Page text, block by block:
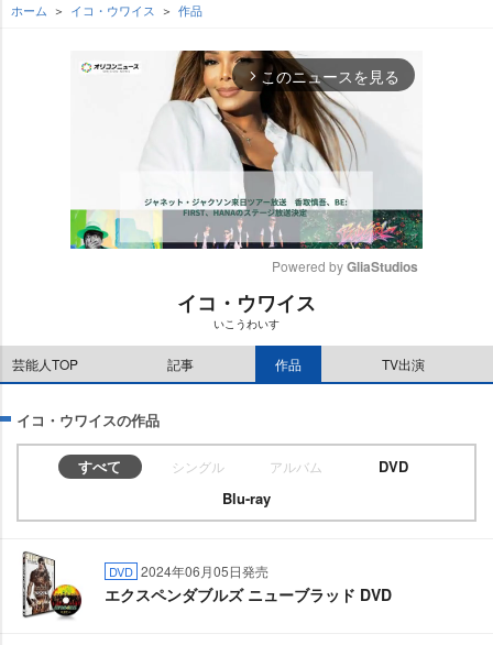
ホーム イコ・ウワイス 作品
arrow_forward_ios このニュースを見る
Powered by GliaStudios
イコ・ウワイス
いこうわいす
芸能人TOP 記事 作品 TV出演
イコ・ウワイスの作品
すべて シングル アルバム
DVD
Blu-ray
DVD 2024年06月05日発売
エクスペンダブルズ ニューブラッド DVD